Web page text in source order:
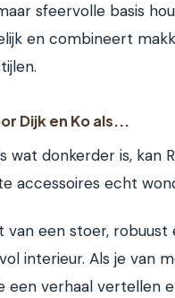
sfeervolle basis
en combineert
Dijk en Ko als...
wat donkerder is, kan
accessoires echt
van een stoer, robuust
interieur. Als je van
een verhaal vertellen